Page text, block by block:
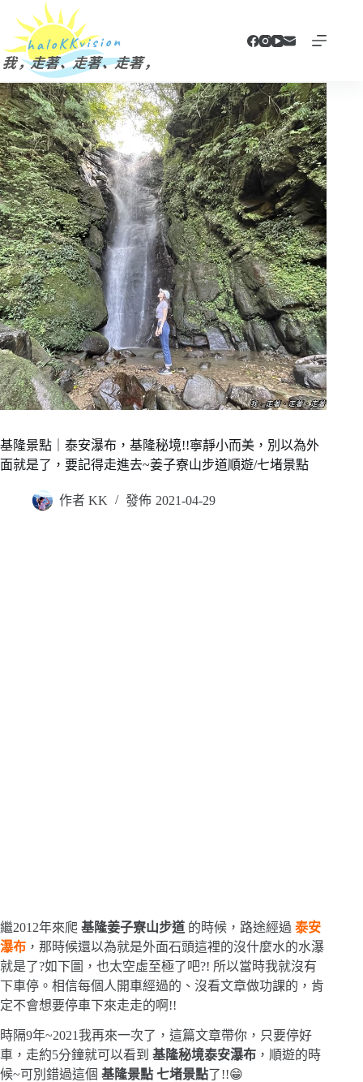
主
要
內
容
基隆景點｜泰安瀑布，基隆秘境!!寧靜小而美，別以為外
面就是了，要記得走進去~姜子寮山步道順遊/七堵景點
作者 KK 發佈 2021-04-29
繼2012年來爬 基隆姜子寮山步道 的時候，路途經過 泰安
瀑布 ，那時候還以為就是外面石頭這裡的沒什麼水的水瀑
就是了?如下圖，也太空虛至極了吧?! 所以當時我就沒有
下車停。相信每個人開車經過的、沒看文章做功課的，肯
定不會想要停車下來走走的啊!!
時隔9年~2021我再來一次了，這篇文章帶你，只要停好
車，走約5分鐘就可以看到 基隆秘境泰安瀑布 ，順遊的時
候~可別錯過這個 基隆景點 七堵景點了!!😁